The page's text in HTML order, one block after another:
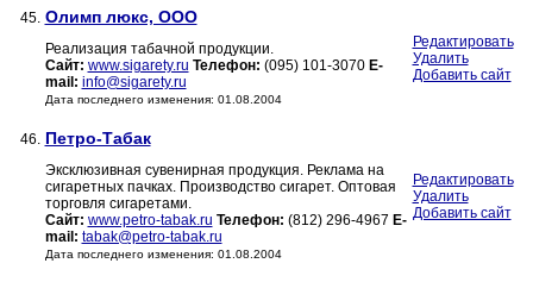
45. Олимп люкс, ООО
Реализация табачной продукции.
Сайт: www.sigarety.ru Телефон: (095) 101-3070 E-
mail: info@sigarety.ru
Дата последнего изменения: 01.08.2004
Редактировать
Удалить
Добавить сайт
46. Петро-Табак
Эксклюзивная сувенирная продукция. Реклама на
сигаретных пачках. Производство сигарет. Оптовая
торговля сигаретами.
Сайт: www.petro-tabak.ru Телефон: (812) 296-4967 E-
mail: tabak@petro-tabak.ru
Дата последнего изменения: 01.08.2004
Редактировать
Удалить
Добавить сайт